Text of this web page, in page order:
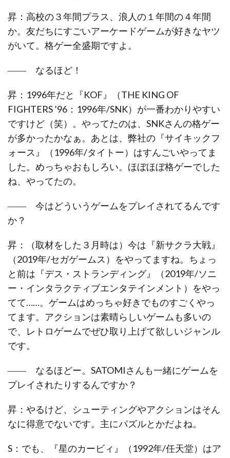
昇：高校の３年間プラス、浪人の１年間の４年間
か。友だちにすごいアーケードゲームが好きなヤツ
がいて。格ゲー全盛期ですよ。
―― なるほど！
昇：1996年だと『KOF』（THE KING OF
FIGHTERS ’96：1996年/SNK）が一番わかりやすい
ですけど（笑）。やってたのは、SNKさんの格ゲー
が多かったかなぁ。あとは、弊社の『サイキックフ
ォース』（1996年/タイトー）はすんごいやってま
した。めっちゃおもしろい。ほぼほぼ格ゲーでした
ね、やってたの。
―― 今はどういうゲームをプレイされてるんです
か？
昇：（取材をした３月時は）今は『新サクラ大戦』
（2019年/セガゲームス）をやってますね。ちょっ
と前は『デス・ストランディング』（2019年/ソニ
ー・インタラクティブエンタテインメント）をやっ
てて……。ゲームはめっちゃ好きでものすごくやっ
てます。アクションは素晴らしいゲームも多いの
で、レトロゲームでぜひ取り上げて欲しいジャンル
です。
―― なるほどー。SATOMIさんも一緒にゲームを
プレイされたりするんですか？
昇：やるけど、シューティングやアクションはそん
なに得意でないです。主にパズルとかだよね。
S：でも、『星のカービィ』（1992年/任天堂）はア